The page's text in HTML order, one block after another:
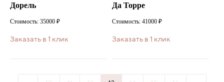
Дорель
Стоимость: 35000 ₽
Заказать в 1 клик
Да Торре
Стоимость: 41000 ₽
Заказать в 1 клик